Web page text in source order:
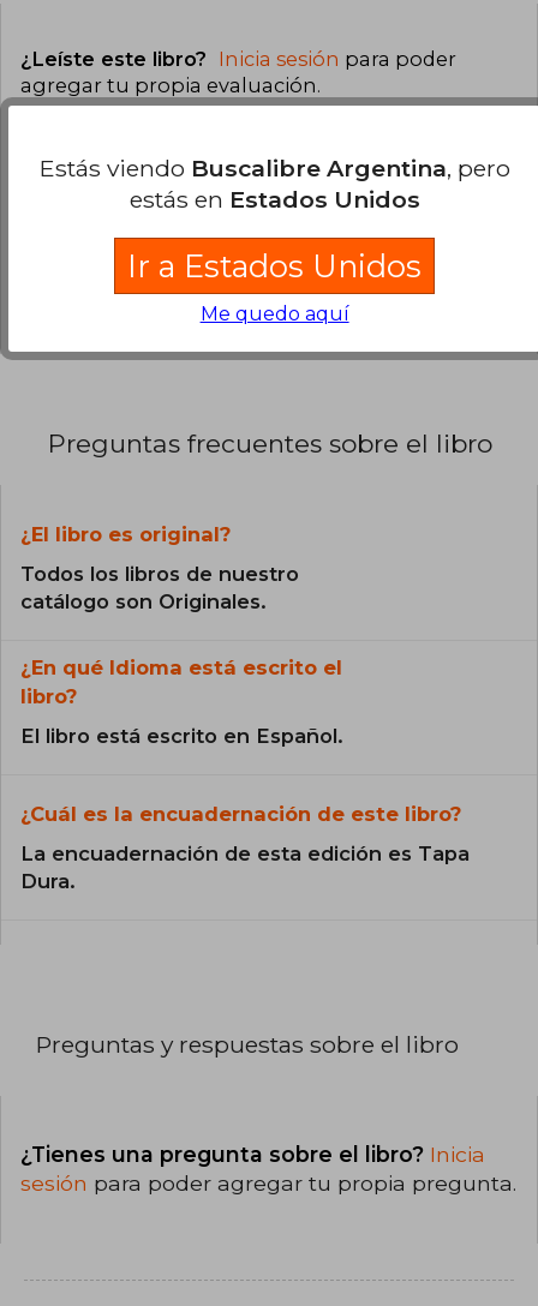
¿Leíste este libro? Inicia sesión para poder
agregar tu propia evaluación.
0% (0)
0% (0)
0% (0)
Preguntas frecuentes sobre el libro
¿El libro es original?
Todos los libros de nuestro
catálogo son Originales.
¿En qué Idioma está escrito el
libro?
El libro está escrito en Español.
¿Cuál es la encuadernación de este libro?
La encuadernación de esta edición es Tapa
Dura.
Preguntas y respuestas sobre el libro
¿Tienes una pregunta sobre el libro? Inicia
sesión para poder agregar tu propia pregunta.
Estás viendo Buscalibre Argentina, pero
estás en Estados Unidos
Ir a Estados Unidos
Me quedo aquí